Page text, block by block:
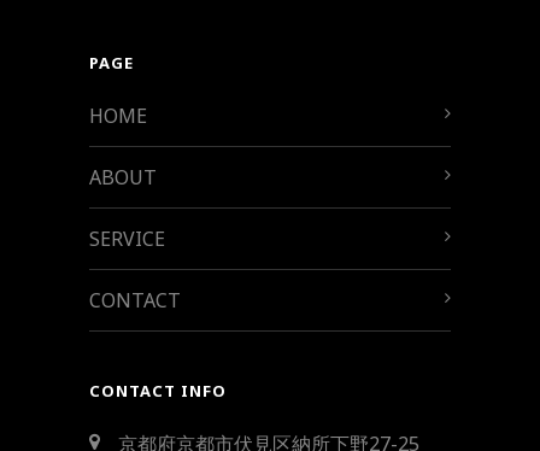
PAGE
HOME
ABOUT
SERVICE
CONTACT
CONTACT INFO
京都府京都市伏見区納所下野27-25